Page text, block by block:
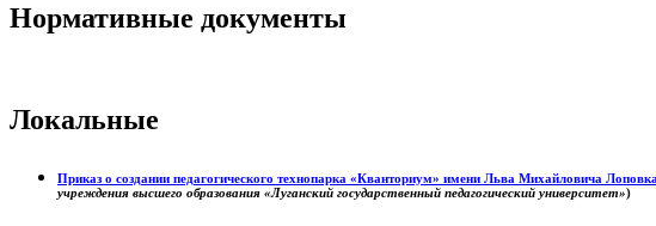
Нормативные документы
Локальные
Приказ о создании педагогического технопарка «Кванториум» имени Льва Михайловича Лоповка
учреждения высшего образования «Луганский государственный педагогический университет»)